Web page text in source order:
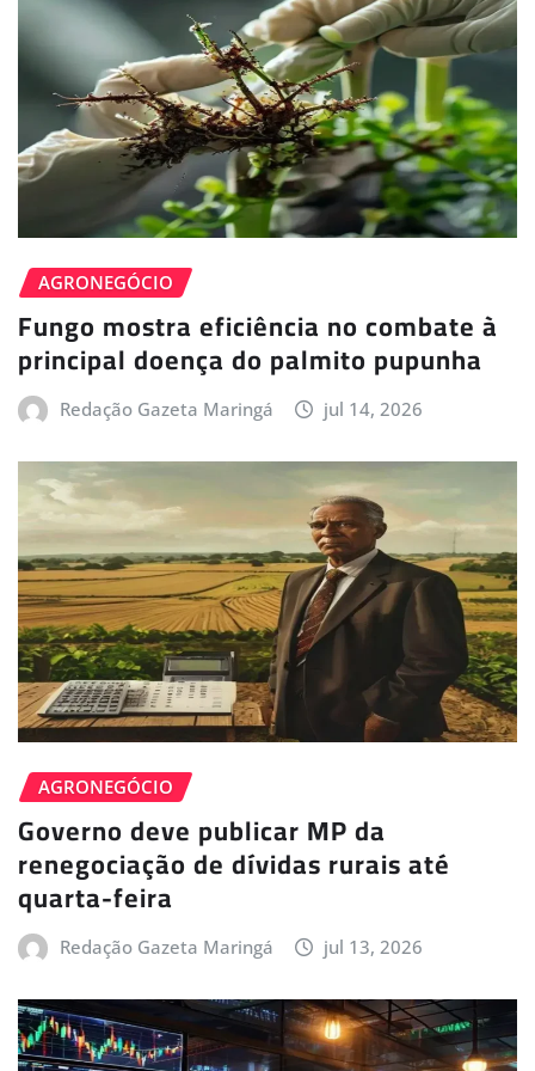
AGRONEGÓCIO
Fungo mostra eficiência no combate à
principal doença do palmito pupunha
Redação Gazeta Maringá jul 14, 2026
AGRONEGÓCIO
Governo deve publicar MP da
renegociação de dívidas rurais até
quarta-feira
Redação Gazeta Maringá jul 13, 2026